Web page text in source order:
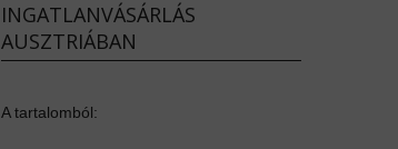
INGATLANVÁSÁRLÁS
AUSZTRIÁBAN
A tartalomból: